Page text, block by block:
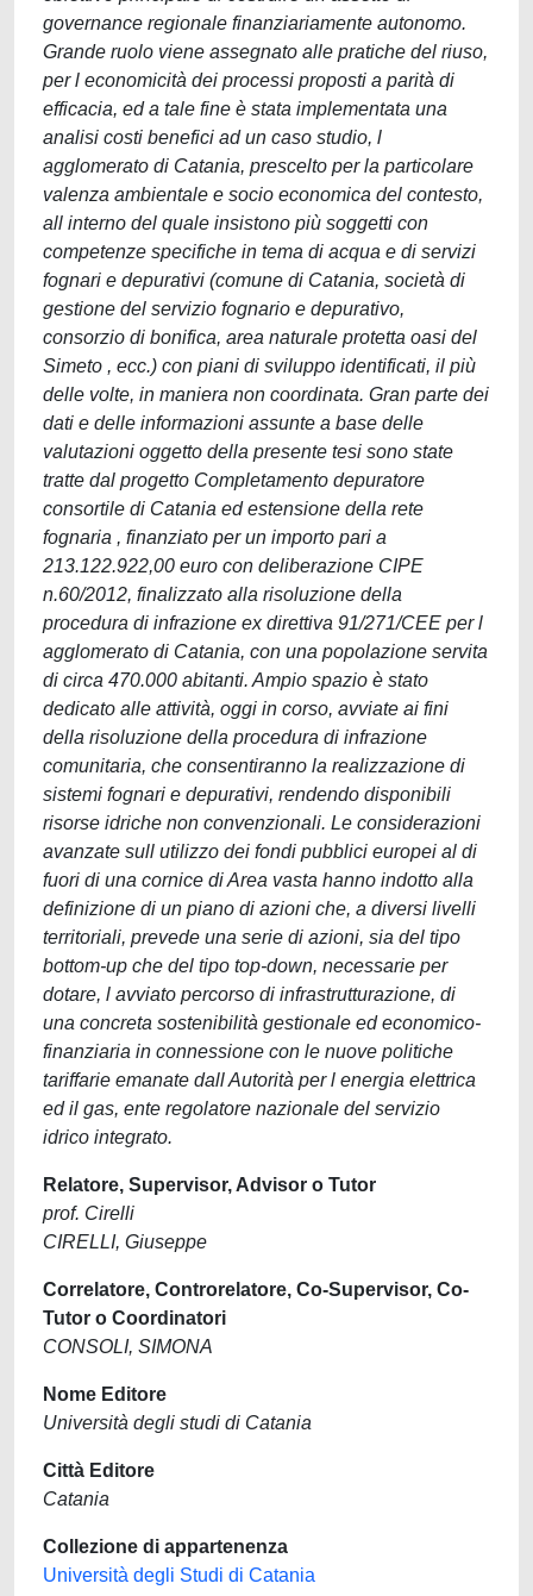
governance regionale finanziariamente autonomo.
Grande ruolo viene assegnato alle pratiche del riuso,
per l economicità dei processi proposti a parità di
efficacia, ed a tale fine è stata implementata una
analisi costi benefici ad un caso studio, l
agglomerato di Catania, prescelto per la particolare
valenza ambientale e socio economica del contesto,
all interno del quale insistono più soggetti con
competenze specifiche in tema di acqua e di servizi
fognari e depurativi (comune di Catania, società di
gestione del servizio fognario e depurativo,
consorzio di bonifica, area naturale protetta oasi del
Simeto , ecc.) con piani di sviluppo identificati, il più
delle volte, in maniera non coordinata. Gran parte dei
dati e delle informazioni assunte a base delle
valutazioni oggetto della presente tesi sono state
tratte dal progetto Completamento depuratore
consortile di Catania ed estensione della rete
fognaria , finanziato per un importo pari a
213.122.922,00 euro con deliberazione CIPE
n.60/2012, finalizzato alla risoluzione della
procedura di infrazione ex direttiva 91/271/CEE per l
agglomerato di Catania, con una popolazione servita
di circa 470.000 abitanti. Ampio spazio è stato
dedicato alle attività, oggi in corso, avviate ai fini
della risoluzione della procedura di infrazione
comunitaria, che consentiranno la realizzazione di
sistemi fognari e depurativi, rendendo disponibili
risorse idriche non convenzionali. Le considerazioni
avanzate sull utilizzo dei fondi pubblici europei al di
fuori di una cornice di Area vasta hanno indotto alla
definizione di un piano di azioni che, a diversi livelli
territoriali, prevede una serie di azioni, sia del tipo
bottom-up che del tipo top-down, necessarie per
dotare, l avviato percorso di infrastrutturazione, di
una concreta sostenibilità gestionale ed economico-
finanziaria in connessione con le nuove politiche
tariffarie emanate dall Autorità per l energia elettrica
ed il gas, ente regolatore nazionale del servizio
idrico integrato.
Relatore, Supervisor, Advisor o Tutor
prof. Cirelli
CIRELLI, Giuseppe
Correlatore, Controrelatore, Co-Supervisor, Co-
Tutor o Coordinatori
CONSOLI, SIMONA
Nome Editore
Università degli studi di Catania
Città Editore
Catania
Collezione di appartenenza
Università degli Studi di Catania